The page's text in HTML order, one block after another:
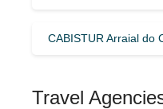
CABISTUR Arraial do
Travel